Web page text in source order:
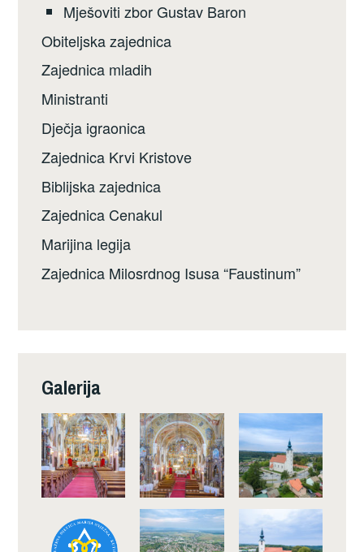
Mješoviti zbor Gustav Baron
Obiteljska zajednica
Zajednica mladih
Ministranti
Dječja igraonica
Zajednica Krvi Kristove
Biblijska zajednica
Zajednica Cenakul
Marijina legija
Zajednica Milosrdnog Isusa “Faustinum”
Galerija